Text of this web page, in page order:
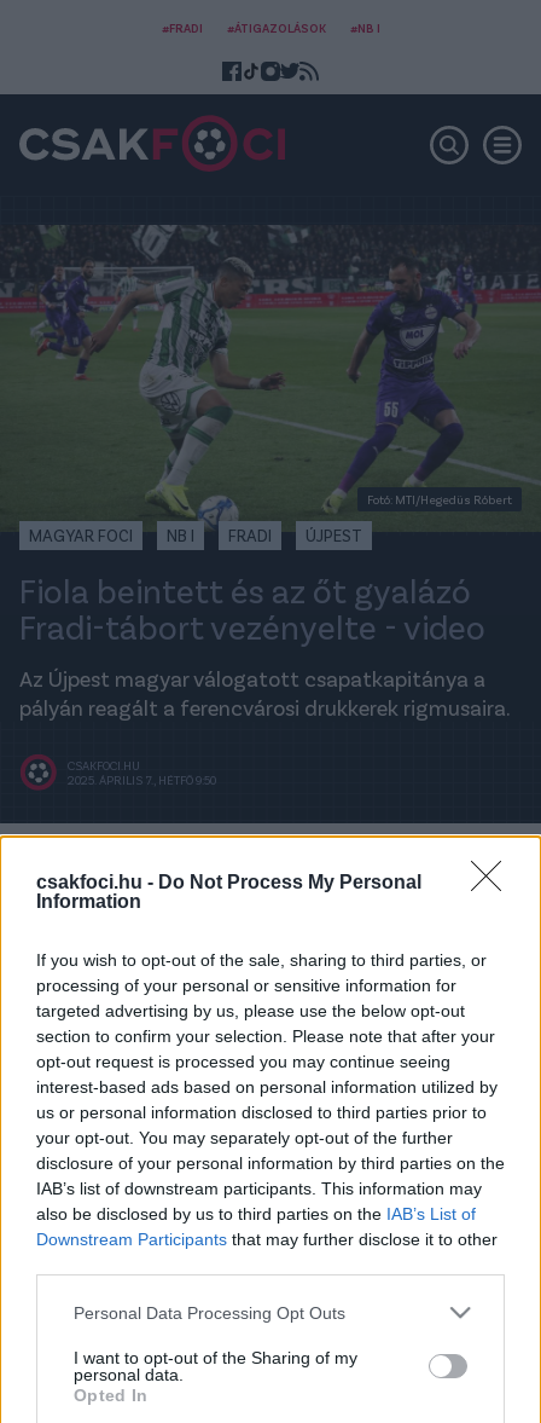
csakfoci.hu - Do Not Process My Personal
Information
If you wish to opt-out of the sale, sharing to third parties, or
processing of your personal or sensitive information for
targeted advertising by us, please use the below opt-out
section to confirm your selection. Please note that after your
opt-out request is processed you may continue seeing
interest-based ads based on personal information utilized by
us or personal information disclosed to third parties prior to
your opt-out. You may separately opt-out of the further
disclosure of your personal information by third parties on the
IAB’s list of downstream participants. This information may
also be disclosed by us to third parties on the IAB’s List of
Downstream Participants that may further disclose it to other
Please note that this website/app uses one or more Google
not limited to your visit or usage behaviour. You may click to
grant or deny consent to Google and its third-party tags to
use your data for below specified purposes in below Google
Personal Data Processing Opt Outs
I want to opt-out of the Sharing of my
personal data.
Opted In
#FRADI #ÁTIGAZOLÁSOK #NB I
Fotó: MTI/Hegedüs Róbert
MAGYAR FOCI NB I FRADI ÚJPEST
Fiola beintett és az őt gyalázó
Fradi-tábort vezényelte - video
Az Újpest magyar válogatott csapatkapitánya a
pályán reagált a ferencvárosi drukkerek rigmusaira.
CSAKFOCI.HU
2025. ÁPRILIS 7., HÉTFŐ 9:50
A legfrissebb hírekért kövess minket a
CsakfociGoogle News oldalán is!
Arénában, ahol végül2-0-s vereséget szenvedettaz
Újpest a Ferencváros elleni derbin. A magyar
válogatott védőnek rengeteg feladata volt hátul.
amit jobbára meg is oldott, de Pesic góljánál ő
maradt le a szerb csatárról.
Ráadásul az FTC-tábor is kipécézte magának,
gyakran szóltak a Fiolát froclizó vagy épp
pocskondiázó rigmusok, amire egy ízben
mutogatással reagált is a bekk, kvázi vezényelt a
rivális drukkereknek. Erről egy Tiktok-videó
tanúskodik.
@viktorandó Fiola,Fiola,Vaffanculo 🤣🤣👊👊
eredeti hang - Viktor Andó